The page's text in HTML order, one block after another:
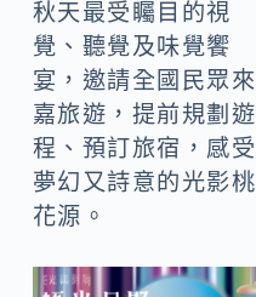
秋天最受矚目的視
覺、聽覺及味覺饗
宴，邀請全國民眾來
嘉旅遊，提前規劃遊
程、預訂旅宿，感受
夢幻又詩意的光影桃
花源。